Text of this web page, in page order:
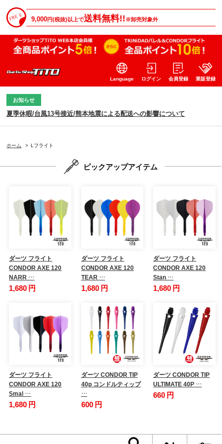
9,000円(税抜)以上で送料無料!!※卸売対象外
Language ログイン 会員登録 業販登録
お知らせ
夏季休暇/台風13号接近/熊本地震による配送への影響について
ホーム > Lフライト
ピックアップアイテム
ダーツ フライト
CONDOR AXE 120
NARR …
1,680 円
ダーツ フライト
CONDOR AXE 120
TEAR …
1,680 円
ダーツ フライト
CONDOR AXE 120
Stan …
1,680 円
ダーツ フライト
CONDOR AXE 120
Smal …
1,680 円
ダーツ CONDOR TIP
40p コンドルティップ
…
600 円
ダーツ CONDOR TIP
ULTIMATE 40P …
660 円